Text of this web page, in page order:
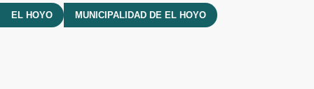
EL HOYO MUNICIPALIDAD DE EL HOYO